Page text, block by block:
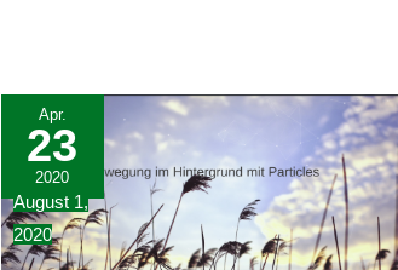
Apr.
23
2020
August 1,
2020